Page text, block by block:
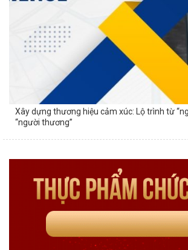
Xây dựng thương hiệu cảm xúc: Lộ trình từ
“người thương”